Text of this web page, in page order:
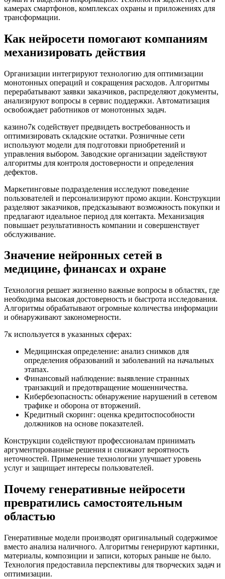
камерах смартфонов, комплексах охраны и приложениях для
трансформации.
Как нейросети помогают компаниям
механизировать действия
Организации интегрируют технологию для оптимизации
монотонных операций и сокращения расходов. Алгоритмы
перерабатывают заявки заказчиков, распределяют документы,
анализируют вопросы в сервис поддержки. Автоматизация
освобождает работников от монотонных задач.
казино7к содействует предвидеть востребованность и
оптимизировать складские остатки. Розничные сети
используют модели для подготовки приобретений и
управления выбором. Заводские организации задействуют
алгоритмы для контроля достоверности и определения
дефектов.
Маркетинговые подразделения исследуют поведение
пользователей и персонализируют промо акции. Конструкции
разделяют заказчиков, предсказывают возможность покупки и
предлагают идеальное период для контакта. Механизация
повышает результативность компании и совершенствует
обслуживание.
Значение нейронных сетей в
медицине, финансах и охране
Технология решает жизненно важные вопросы в областях, где
необходима высокая достоверность и быстрота исследования.
Алгоритмы обрабатывают огромные количества информации
и обнаруживают закономерности.
7к используется в указанных сферах:
Медицинская определение: анализ снимков для
определения образований и заболеваний на начальных
этапах.
Финансовый наблюдение: выявление странных
транзакций и предотвращение мошенничества.
Кибербезопасность: обнаружение нарушений в сетевом
трафике и оборона от вторжений.
Кредитный скоринг: оценка кредитоспособности
должников на основе показателей.
Конструкции содействуют профессионалам принимать
аргументированные решения и снижают вероятность
неточностей. Применение технологии улучшает уровень
услуг и защищает интересы пользователей.
Почему генеративные нейросети
превратились самостоятельным
областью
Генеративные модели производят оригинальный содержимое
вместо анализа наличного. Алгоритмы генерируют картинки,
материалы, композиции и записи, которых раньше не было.
Технология предоставила перспективы для творческих задач и
оптимизации.